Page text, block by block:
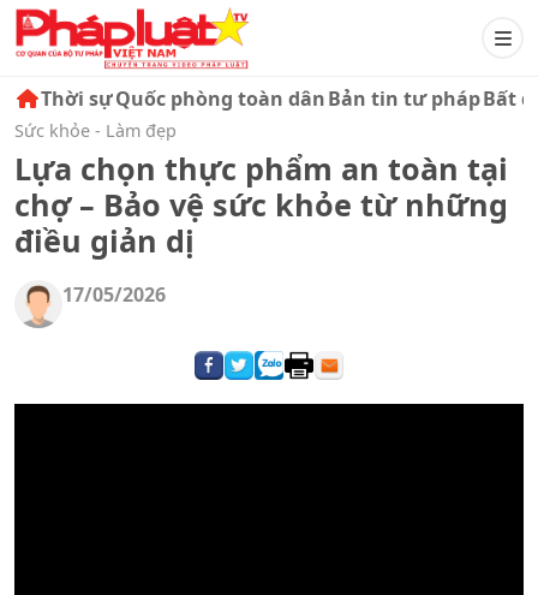
Thời sựQuốc phòng toàn dânBản tin tư phápBất
Sức khỏe - Làm đẹp
Lựa chọn thực phẩm an toàn tại
chợ – Bảo vệ sức khỏe từ những
điều giản dị
17/05/2026